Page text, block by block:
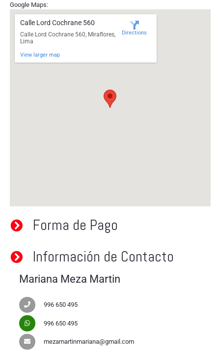
Google Maps:
Calle Lord Cochrane 560
Calle Lord Cochrane 560, Miraflores,
Lima
View larger map
Directions
Forma de Pago
Información de Contacto
Mariana Meza Martin
996 650 495
996 650 495
mezamartinmariana@gmail.com